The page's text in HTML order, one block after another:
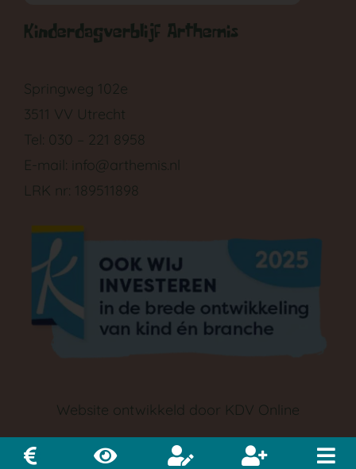
Kinderdagverblijf Arthemis
Springweg 102e
3511 VV Utrecht
Tel: 030 – 221 8958
E-mail: info@arthemis.nl
LRK nr: 189511898
Website ontwikkeld door KDV Online
GA NAAR DE PEUTERGROEP